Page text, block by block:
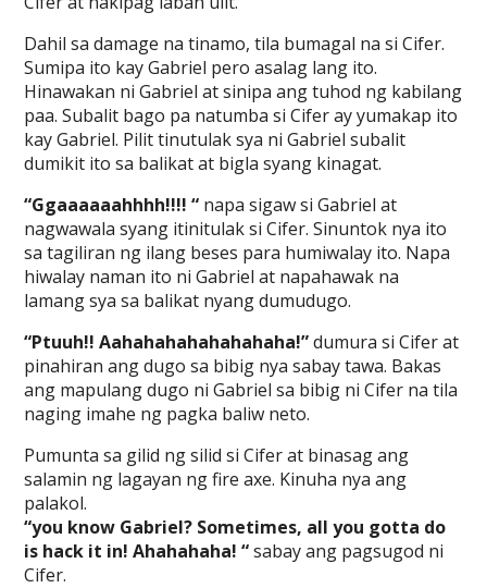
Dahil sa damage na tinamo, tila bumagal na si Cifer.
Sumipa ito kay Gabriel pero asalag lang ito.
Hinawakan ni Gabriel at sinipa ang tuhod ng kabilang
paa. Subalit bago pa natumba si Cifer ay yumakap ito
kay Gabriel. Pilit tinutulak sya ni Gabriel subalit
dumikit ito sa balikat at bigla syang kinagat.
“Ggaaaaaahhhh!!!! “ napa sigaw si Gabriel at
nagwawala syang itinitulak si Cifer. Sinuntok nya ito
sa tagiliran ng ilang beses para humiwalay ito. Napa
hiwalay naman ito ni Gabriel at napahawak na
lamang sya sa balikat nyang dumudugo.
“Ptuuh!! Aahahahahahahahaha!”dumura si Cifer at
pinahiran ang dugo sa bibig nya sabay tawa. Bakas
ang mapulang dugo ni Gabriel sa bibig ni Cifer na tila
naging imahe ng pagka baliw neto.
Pumunta sa gilid ng silid si Cifer at binasag ang
salamin ng lagayan ng fire axe. Kinuha nya ang
palakol.
“you know Gabriel? Sometimes, all you gotta do
is hack it in! Ahahahaha! “sabay ang pagsugod ni
Cifer.